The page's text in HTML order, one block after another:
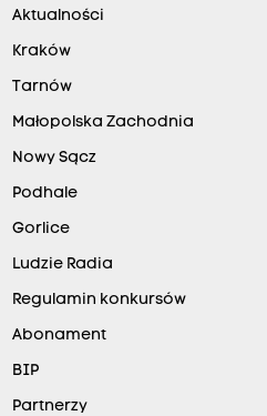
Aktualności
Kraków
Tarnów
Małopolska Zachodnia
Nowy Sącz
Podhale
Gorlice
Ludzie Radia
Regulamin konkursów
Abonament
BIP
Partnerzy